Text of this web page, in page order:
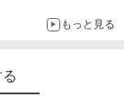
もっと見る